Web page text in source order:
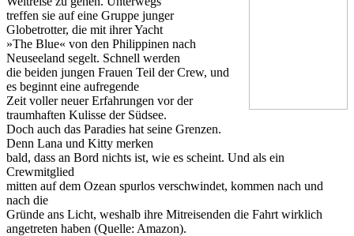
treffen sie auf eine Gruppe junger
Globetrotter, die mit ihrer Yacht
»The Blue« von den Philippinen nach
Neuseeland segelt. Schnell werden
die beiden jungen Frauen Teil der Crew, und
es beginnt eine aufregende
Zeit voller neuer Erfahrungen vor der
traumhaften Kulisse der Südsee.
Doch auch das Paradies hat seine Grenzen.
Denn Lana und Kitty merken
bald, dass an Bord nichts ist, wie es scheint. Und als ein
Crewmitglied
mitten auf dem Ozean spurlos verschwindet, kommen nach und
nach die
Gründe ans Licht, weshalb ihre Mitreisenden die Fahrt wirklich
angetreten haben (Quelle: Amazon).